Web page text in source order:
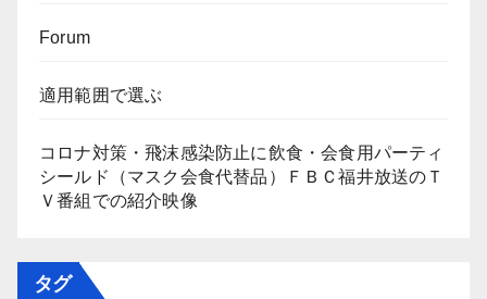
Forum
適用範囲で選ぶ
コロナ対策・飛沫感染防止に飲食・会食用パーティ
シールド（マスク会食代替品）ＦＢＣ福井放送のＴ
Ｖ番組での紹介映像
タグ